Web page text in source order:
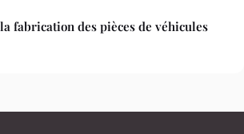
fabrication des pièces de véhicules